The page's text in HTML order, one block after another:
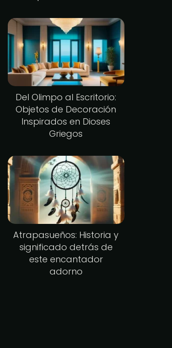
Del Olimpo al Escritorio:
Objetos de Decoración
Inspirados en Dioses
Griegos
Atrapasueños: Historia y
significado detrás de
este encantador
adorno